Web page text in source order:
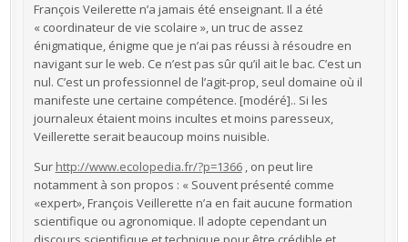
François Veilerette n’a jamais été enseignant. Il a été
« coordinateur de vie scolaire », un truc de assez
énigmatique, énigme que je n’ai pas réussi à résoudre en
navigant sur le web. Ce n’est pas sûr qu’il ait le bac. C’est un
nul. C’est un professionnel de l’agit-prop, seul domaine où il
manifeste une certaine compétence. [modéré].. Si les
journaleux étaient moins incultes et moins paresseux,
Veillerette serait beaucoup moins nuisible.
Sur http://www.ecolopedia.fr/?p=1366, on peut lire
notamment à son propos : « Souvent présenté comme
«expert», François Veillerette n’a en fait aucune formation
scientifique ou agronomique. Il adopte cependant un